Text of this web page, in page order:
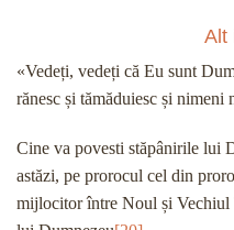
Alt
«Vedeți, vedeți că Eu sunt
rănesc și tămăduiesc și nimeni
Cine va povesti stăpânirile lui
astăzi, pe prorocul cel din
mijlocitor între Noul și Vechiul